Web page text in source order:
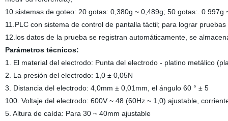
10.sistemas de goteo: 20 gotas: 0,380g ~ 0,489g; 50 gotas:. 0 997g
11.PLC con sistema de control de pantalla táctil; para lograr
12.los datos de la prueba se registran automáticamente, se
Parámetros técnicos:
1. El material del electrodo: Punta del electrodo - platino metálico
2. La presión del electrodo: 1,0 ± 0,05N
3. Distancia del electrodo: 4,0mm ± 0,01mm, el ángulo 60 ° ± 5
100. Voltaje del electrodo: 600V ~ 48 (60Hz ~ 1,0) ajustable,
5. Altura de caída: Para 30 ~ 40mm ajustable